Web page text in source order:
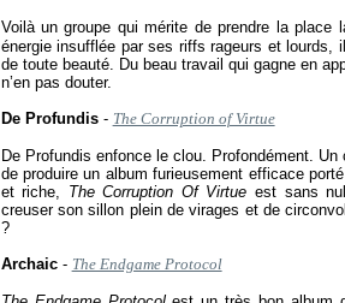
Voilà un groupe qui mérite de prendre la
énergie insufflée par ses riffs rageurs et lourds,
de toute beauté. Du beau travail qui gagne en
n’en pas douter.
De Profundis- The Corruption of Virtue
De Profundis enfonce le clou. Profondément.
de produire un album furieusement efficace
et riche, The Corruption Of Virtue est sans
creuser son sillon plein de virages et de
?
Archaic- The Endgame Protocol